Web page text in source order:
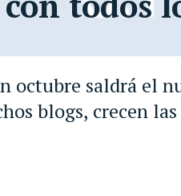
octubre saldrá el
blogs, crecen